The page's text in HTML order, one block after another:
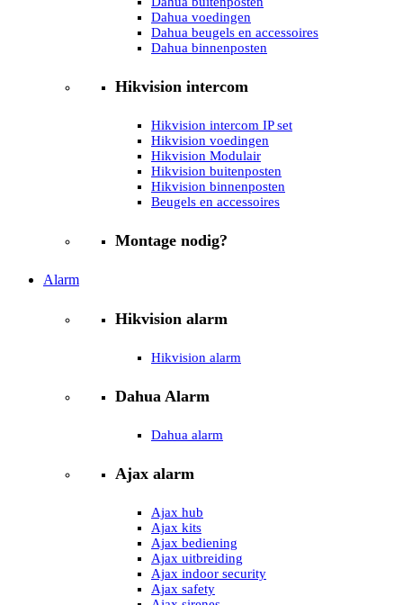
Dahua voedingen
Dahua beugels en accessoires
Dahua binnenposten
Hikvision intercom
Hikvision intercom IP set
Hikvision voedingen
Hikvision Modulair
Hikvision buitenposten
Hikvision binnenposten
Beugels en accessoires
Montage nodig?
Alarm
Hikvision alarm
Hikvision alarm
Dahua Alarm
Dahua alarm
Ajax alarm
Ajax hub
Ajax kits
Ajax bediening
Ajax uitbreiding
Ajax indoor security
Ajax safety